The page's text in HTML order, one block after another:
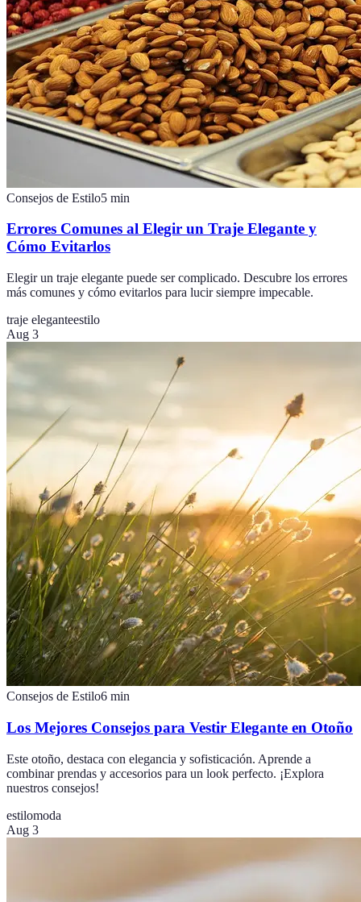
Consejos de Estilo5 min
Errores Comunes al Elegir un Traje Elegante y
Cómo Evitarlos
Elegir un traje elegante puede ser complicado. Descubre los errores
más comunes y cómo evitarlos para lucir siempre impecable.
traje eleganteestilo
Aug 3
Consejos de Estilo6 min
Los Mejores Consejos para Vestir Elegante en Otoño
Este otoño, destaca con elegancia y sofisticación. Aprende a
combinar prendas y accesorios para un look perfecto. ¡Explora
nuestros consejos!
estilomoda
Aug 3